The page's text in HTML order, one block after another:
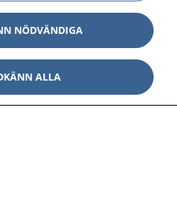
Visa
NÖDVÄNDIGA
ALLA